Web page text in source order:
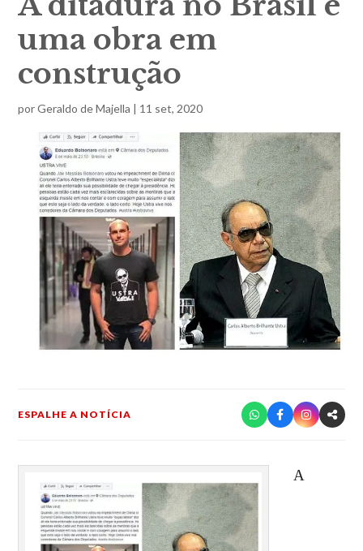
uma obra em
construção
porGeraldo de Majella | 11 set, 2020
ESPALHE A NOTÍCIA
A